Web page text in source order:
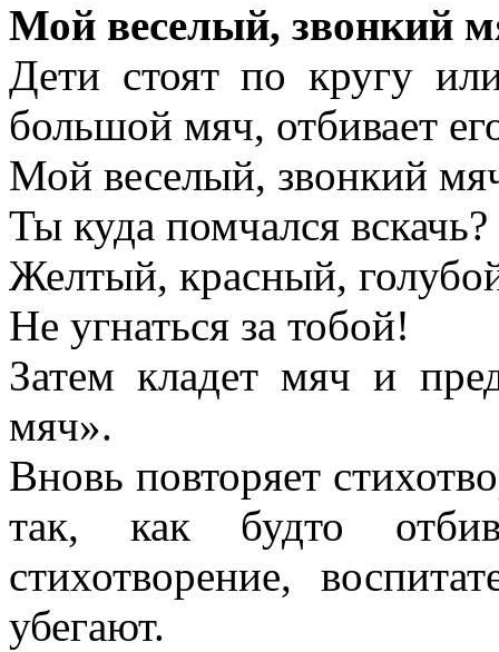
Мой веселый, звонкий
Дети стоят по кругу
большой мяч, отбивает
Мой веселый, звонкий
Ты куда помчался вскачь?
Желтый, красный,
Не угнаться за тобой!
Затем кладет мяч и
мяч».
Вновь повторяет
так, как будто
стихотворение,
убегают.